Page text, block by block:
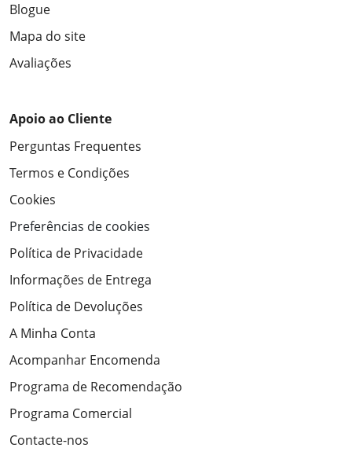
Blogue
Mapa do site
Avaliações
Apoio ao Cliente
Perguntas Frequentes
Termos e Condições
Cookies
Preferências de cookies
Política de Privacidade
Informações de Entrega
Política de Devoluções
A Minha Conta
Acompanhar Encomenda
Programa de Recomendação
Programa Comercial
Contacte-nos